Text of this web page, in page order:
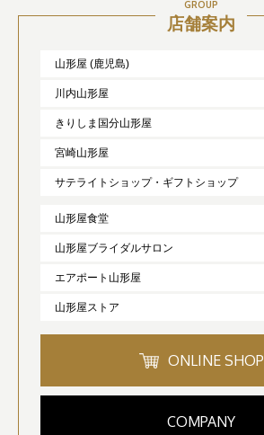
GROUP
店舗案内
山形屋 (鹿児島)
川内山形屋
きりしま国分山形屋
宮崎山形屋
サテライトショップ・ギフトショップ
山形屋食堂
山形屋ブライダルサロン
エアポート山形屋
山形屋ストア
ONLINE SHOP
COMPANY